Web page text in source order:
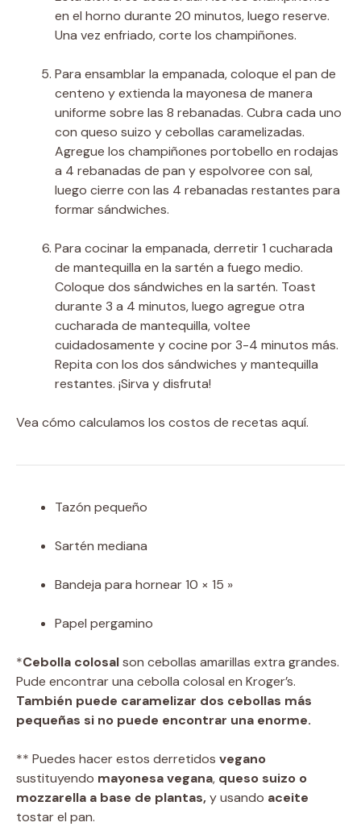
en el horno durante 20 minutos, luego reserve.
Una vez enfriado, corte los champiñones.
Para ensamblar la empanada, coloque el pan de
centeno y extienda la mayonesa de manera
uniforme sobre las 8 rebanadas. Cubra cada uno
con queso suizo y cebollas caramelizadas.
Agregue los champiñones portobello en rodajas
a 4 rebanadas de pan y espolvoree con sal,
luego cierre con las 4 rebanadas restantes para
formar sándwiches.
Para cocinar la empanada, derretir 1 cucharada
de mantequilla en la sartén a fuego medio.
Coloque dos sándwiches en la sartén. Toast
durante 3 a 4 minutos, luego agregue otra
cucharada de mantequilla, voltee
cuidadosamente y cocine por 3-4 minutos más.
Repita con los dos sándwiches y mantequilla
restantes. ¡Sirva y disfruta!
Vea cómo calculamos los costos de recetas aquí.
Tazón pequeño
Sartén mediana
Bandeja para hornear 10 × 15 »
Papel pergamino
*Cebolla colosalson cebollas amarillas extra grandes.
Pude encontrar una cebolla colosal en Kroger’s.
También puede caramelizar dos cebollas más
pequeñas si no puede encontrar una enorme.
** Puedes hacer estos derretidos vegano
sustituyendo mayonesa vegana, queso suizo o
mozzarella a base de plantas,y usando aceite
tostar el pan.